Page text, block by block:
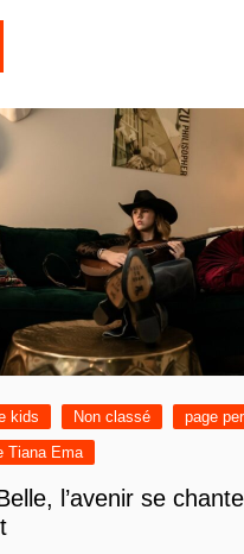
kids Non classé
page
Tiana Ema
l’avenir se